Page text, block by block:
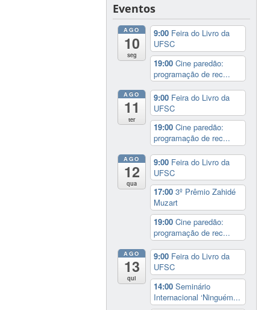
Eventos
AGO
10
seg
9:00 Feira do Livro da
UFSC
19:00Cine paredão:
programação de rec...
AGO
11
ter
9:00 Feira do Livro da
UFSC
19:00Cine paredão:
programação de rec...
AGO
12
qua
9:00 Feira do Livro da
UFSC
17:003º Prêmio Zahidé
Muzart
19:00Cine paredão:
programação de rec...
AGO
13
qui
9:00 Feira do Livro da
UFSC
14:00Seminário
Internacional ‘Ninguém...